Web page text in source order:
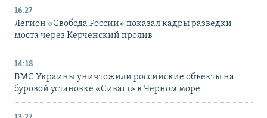
16:27
Легион «Свобода России» показал кадры разведки
моста через Керченский пролив
14:18
ВМС Украины уничтожили российские объекты на
буровой установке «Сиваш» в Черном море